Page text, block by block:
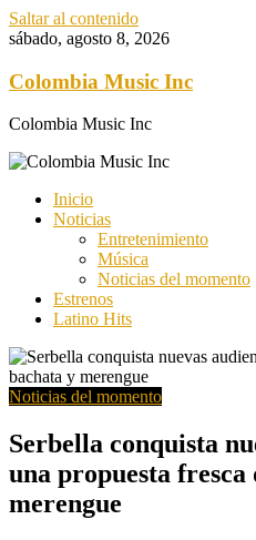
Saltar al contenido
sábado, agosto 8, 2026
Colombia Music Inc
Colombia Music Inc
Inicio
Noticias
Entretenimiento
Música
Noticias del momento
Estrenos
Latino Hits
Noticias del momento
Serbella conquista
una propuesta fresca
merengue